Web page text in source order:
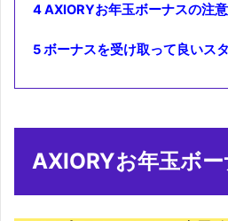
4AXIORYお年玉ボーナスの注
5ボーナスを受け取って良いス
AXIORYお年玉ボ